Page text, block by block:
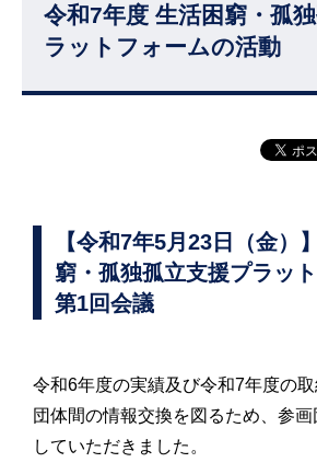
令和7年度 生活困窮・孤
ラットフォームの活動
【令和7年5月23日（金）
窮・孤独孤立支援プラット
第1回会議
令和6年度の実績及び令和7年度の取
団体間の情報交換を図るため、参
していただきました。